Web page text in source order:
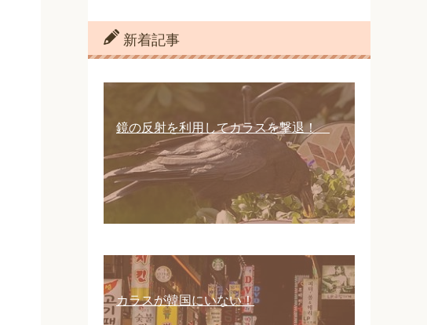
新着記事
鏡の反射を利用してカラスを撃退！
カラスが韓国にいない！